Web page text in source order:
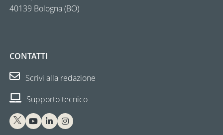
40139 Bologna (BO)
CONTATTI
Scrivi alla redazione
Supporto tecnico